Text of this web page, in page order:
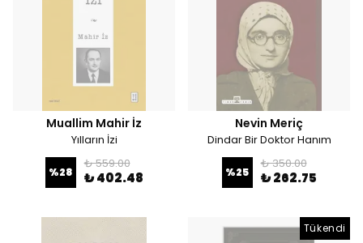
Muallim Mahir İz
Yılların İzi
%28
₺ 559.00
₺ 402.48
Nevin Meriç
Dindar Bir Doktor Hanım
%25
₺ 350.00
₺ 262.75
Tükendi